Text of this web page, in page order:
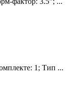
1; Тип ...